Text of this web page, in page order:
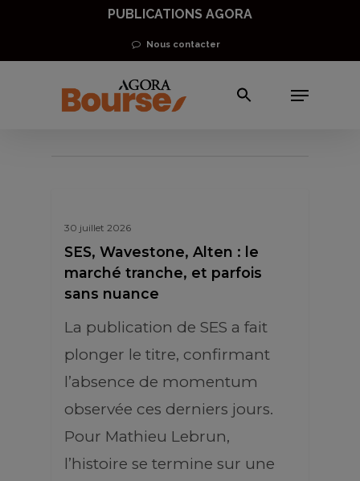
main
PUBLICATIONS AGORA
Nous contacter
Menu
Actions
30 juillet 2026
SES, Wavestone, Alten : le
marché tranche, et parfois
sans nuance
La publication de SES a fait
plonger le titre, confirmant
l’absence de momentum
observée ces derniers jours.
Pour Mathieu Lebrun,
l’histoire se termine sur une